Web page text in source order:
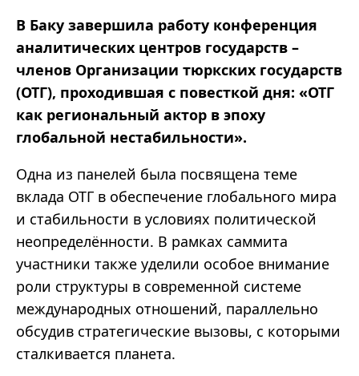
В Баку завершила работу конференция
аналитических центров государств –
членов Организации тюркских государств
(ОТГ), проходившая с повесткой дня: «ОТГ
как региональный актор в эпоху
глобальной нестабильности».
Одна из панелей была посвящена теме
вклада ОТГ в обеспечение глобального мира
и стабильности в условиях политической
неопределённости. В рамках саммита
участники также уделили особое внимание
роли структуры в современной системе
международных отношений, параллельно
обсудив стратегические вызовы, с которыми
сталкивается планета.